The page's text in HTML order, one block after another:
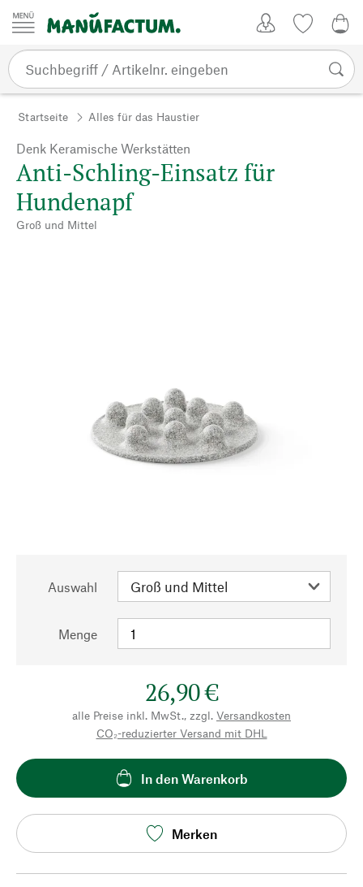
Zum Inhalt springen
Startseite Alles für das Haustier
Denk Keramische Werkstätten
Anti-Schling-Einsatz für
Hundenapf
Groß und Mittel
Auswahl
Menge
26,90 €
alle Preise inkl. MwSt., zzgl. Versandkosten
CO₂-reduzierter Versand mit DHL
In den Warenkorb
Merken